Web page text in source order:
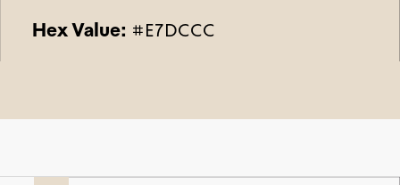
Hex Value: #E7DCCC